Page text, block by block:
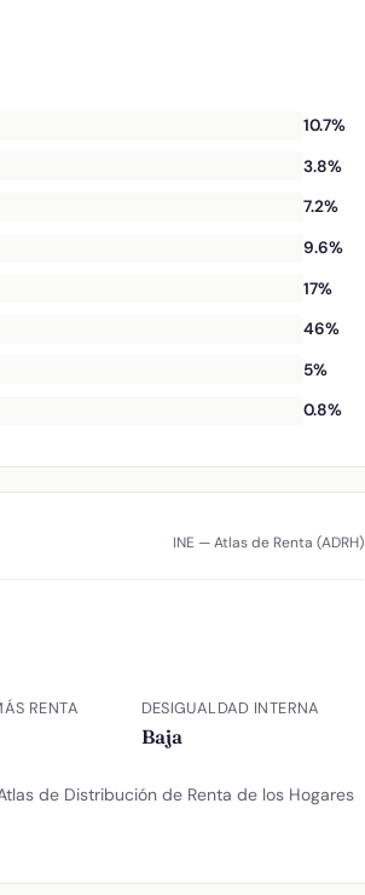
10.7%
3.8%
7.2%
9.6%
17%
46%
5%
0.8%
INE — Atlas de Renta (ADRH)
RENTA DESIGUALDAD INTERNA
Baja
de Distribución de Renta de los Hogares